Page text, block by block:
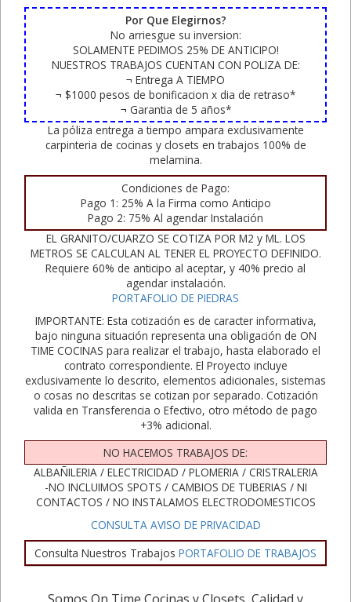
Por Que Elegirnos?
No arriesgue su inversion:
SOLAMENTE PEDIMOS 25% DE ANTICIPO!
NUESTROS TRABAJOS CUENTAN CON POLIZA DE:
¬ Entrega A TIEMPO
¬ $1000 pesos de bonificacion x dia de retraso*
¬ Garantia de 5 años*
La póliza entrega a tiempo ampara exclusivamente
carpinteria de cocinas y closets en trabajos 100% de
melamina.
Condiciones de Pago:
Pago 1: 25% A la Firma como Anticipo
Pago 2: 75% Al agendar Instalación
EL GRANITO/CUARZO SE COTIZA POR M2 y ML. LOS
METROS SE CALCULAN AL TENER EL PROYECTO DEFINIDO.
Requiere 60% de anticipo al aceptar, y 40% precio al
agendar instalación.
PORTAFOLIO DE PIEDRAS
IMPORTANTE: Esta cotización es de caracter informativa,
bajo ninguna situación representa una obligación de ON
TIME COCINAS para realizar el trabajo, hasta elaborado el
contrato correspondiente. El Proyecto incluye
exclusivamente lo descrito, elementos adicionales, sistemas
o cosas no descritas se cotizan por separado. Cotización
valida en Transferencia o Efectivo, otro método de pago
+3% adicional.
NO HACEMOS TRABAJOS DE:
ALBAÑILERIA / ELECTRICIDAD / PLOMERIA / CRISTRALERIA
-NO INCLUIMOS SPOTS / CAMBIOS DE TUBERIAS / NI
CONTACTOS / NO INSTALAMOS ELECTRODOMESTICOS
CONSULTA AVISO DE PRIVACIDAD
Consulta Nuestros Trabajos PORTAFOLIO DE TRABAJOS